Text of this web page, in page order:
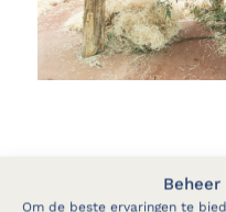
Om de beste ervaringen te